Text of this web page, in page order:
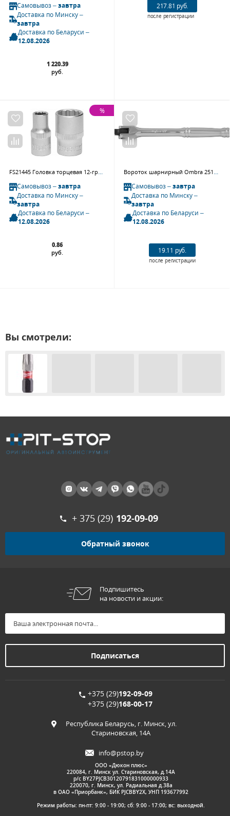
Самовывоз –завтра
Доставка по Минску –
завтра
Доставка по Беларуси –
12.08.2026
1 220.39
руб.
217.81 руб.
после регистрации
%
Самовывоз –завтра
Доставка по Минску –
завтра
Доставка по Беларуси –
12.08.2026
0.86
руб.
Самовывоз –завтра
Доставка по Минску –
завтра
Доставка по Беларуси –
12.08.2026
19.11 руб.
после регистрации
Вы смотрели:
+ 375 (29) 192-09-09
Обратный звонок
Подпишитесь
на новости и акции:
+375 (29)192-09-09
+375 (29)168-00-17
Республика Беларусь, г. Минск, ул.
Стариновская, 14А
info@pstop.by
ООО «Дюкон плюс»
220084, г. Минск ул. Стариновская, д.14А
р/с BY27PJCB30120791831000000933
220070, г. Минск, ул. Радиальная д.38а
в ОАО «Приорбанк», БИК PJCBBY2X, УНП 193677992
Режим работы: пн-пт: 9:00 - 19:00; сб: 9:00 - 17:00; вс: выходной.